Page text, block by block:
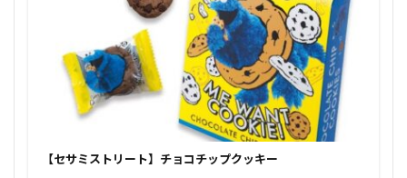
【セサミストリート】チョコチップクッキー